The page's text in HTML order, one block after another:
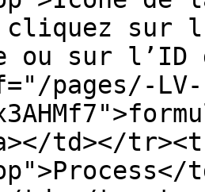
: cliquez
ou sur l’ID
pages/-LV-
a></td></